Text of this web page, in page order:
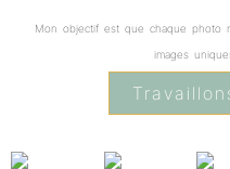
Mon objectif est que chaque photo
images